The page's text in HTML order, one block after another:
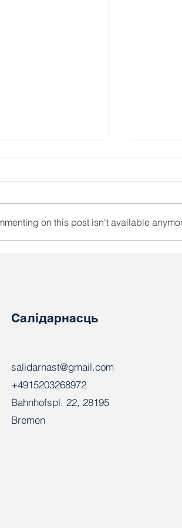
on this post isn't available
Салідарнасць
salidarnast@gmail.com
+4915203268972
Bahnhofspl. 22, 28195
Bremen